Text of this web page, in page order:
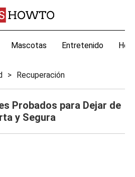
Mascotas Entretenido
Recuperación
Probados para Dejar de
y Segura